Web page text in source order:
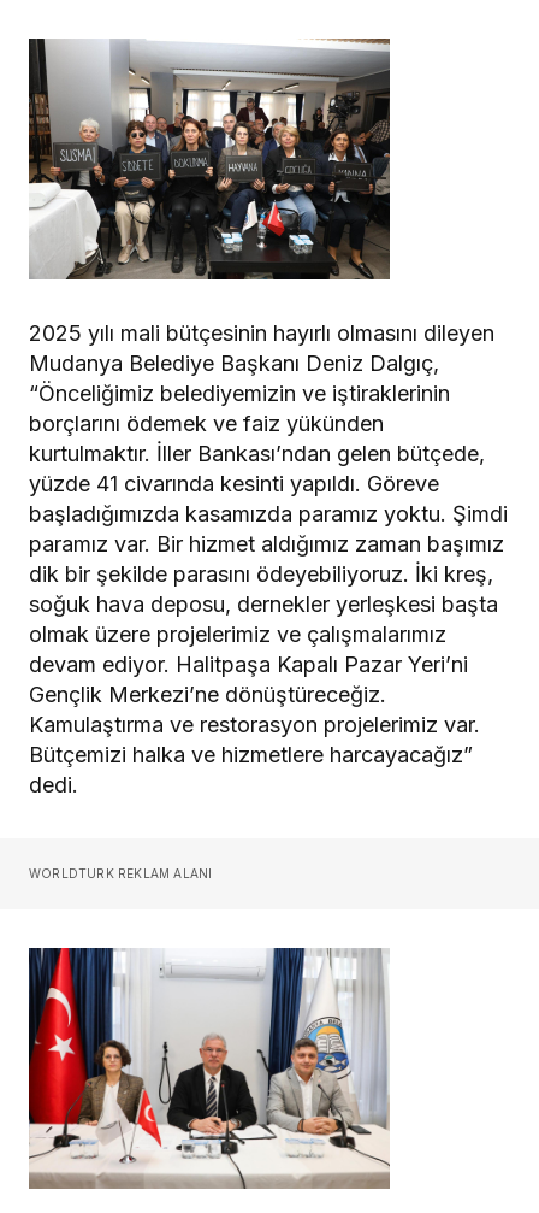
2025 yılı mali bütçesinin hayırlı olmasını dileyen
Mudanya Belediye Başkanı Deniz Dalgıç,
“Önceliğimiz belediyemizin ve iştiraklerinin
borçlarını ödemek ve faiz yükünden
kurtulmaktır. İller Bankası’ndan gelen bütçede,
yüzde 41 civarında kesinti yapıldı. Göreve
başladığımızda kasamızda paramız yoktu. Şimdi
paramız var. Bir hizmet aldığımız zaman başımız
dik bir şekilde parasını ödeyebiliyoruz. İki kreş,
soğuk hava deposu, dernekler yerleşkesi başta
olmak üzere projelerimiz ve çalışmalarımız
devam ediyor. Halitpaşa Kapalı Pazar Yeri’ni
Gençlik Merkezi’ne dönüştüreceğiz.
Kamulaştırma ve restorasyon projelerimiz var.
Bütçemizi halka ve hizmetlere harcayacağız”
dedi.
WORLDTURK REKLAM ALANI